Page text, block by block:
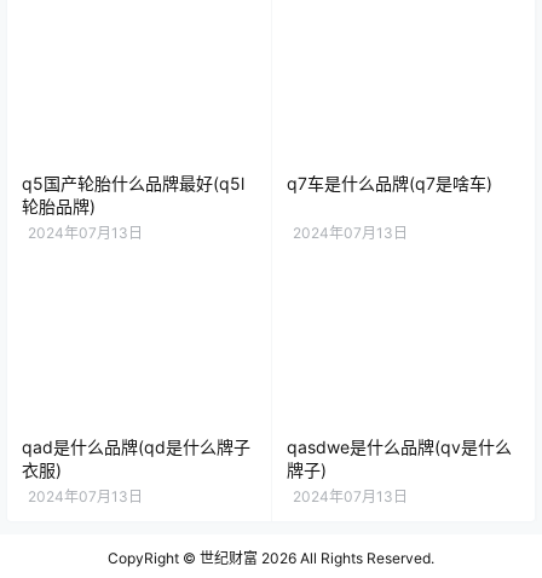
q5国产轮胎什么品牌最好(q5l
轮胎品牌)
2024年07月13日
q7车是什么品牌(q7是啥车)
2024年07月13日
qad是什么品牌(qd是什么牌子
衣服)
2024年07月13日
qasdwe是什么品牌(qv是什么
牌子)
2024年07月13日
CopyRight © 世纪财富 2026 All Rights Reserved.